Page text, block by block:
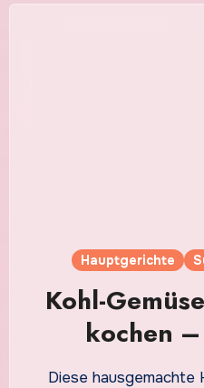
Hauptgerichte
Kohl-
kochen
schmeckt
Diese hausgemachte